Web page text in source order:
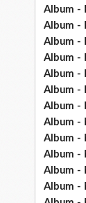
Album -
Album -
Album -
Album -
Album -
Album -
Album -
Album -
Album -
Album -
Album -
Album -